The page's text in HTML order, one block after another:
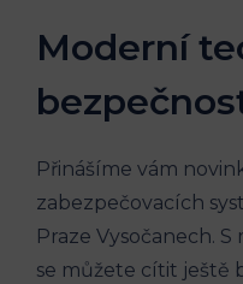
Moderní
Přinášíme vám
zabezpečovacích
Praze Vysočanech.
se můžete cítit ještě